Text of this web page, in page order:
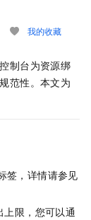
我的收藏
制台为资源绑
范性。本文为
签，详情请参见
上限，您可以通